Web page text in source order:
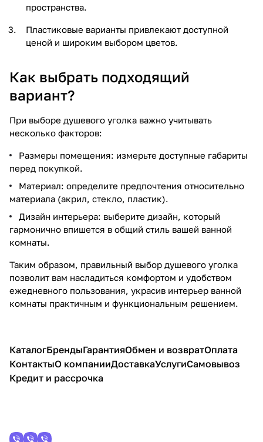
пространства.
Пластиковые варианты привлекают доступной
ценой и широким выбором цветов.
Как выбрать подходящий
вариант?
При выборе душевого уголка важно учитывать
несколько факторов:
Размеры помещения: измерьте доступные габариты
перед покупкой.
Материал: определите предпочтения относительно
материала (акрил, стекло, пластик).
Дизайн интерьера: выберите дизайн, который
гармонично впишется в общий стиль вашей ванной
комнаты.
Таким образом, правильный выбор душевого уголка
позволит вам насладиться комфортом и удобством
ежедневного пользования, украсив интерьер ванной
комнаты практичным и функциональным решением.
КаталогБрендыГарантияОбмен и возвратОплата
КонтактыО компанииДоставкаУслугиСамовывоз
Кредит и рассрочка